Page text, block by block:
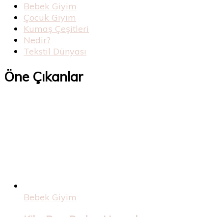
Bebek Giyim
Çocuk Giyim
Kumaş Çeşitleri
Nedir?
Tekstil Dünyası
Öne Çıkanlar
Bebek Giyim